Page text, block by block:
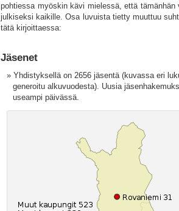
pohtiessa myöskin kävi mielessä, että
julkiseksi kaikille. Osa luvuista tietty muuttuu
tätä kirjoittaessa:
Jäsenet
Yhdistyksellä on 2656 jäsentä (kuvassa eri
generoitu alkuvuodesta). Uusia
useampi päivässä.